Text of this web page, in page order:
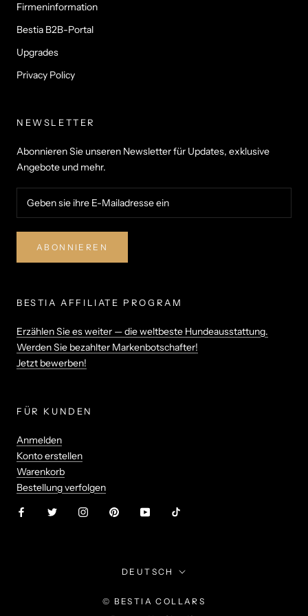
Firmeninformation
Bestia B2B-Portal
Upgrades
Privacy Policy
NEWSLETTER
Abonnieren Sie unseren Newsletter für Updates, exklusive
Angebote und mehr.
ABONNIEREN
BESTIA AFFILIATE PROGRAM
Erzählen Sie es weiter — die weltbeste Hundeausstattung.
Werden Sie bezahlter Markenbotschafter!
Jetzt bewerben!
FÜR KUNDEN
Anmelden
Konto erstellen
Warenkorb
Bestellung verfolgen
Sprache
DEUTSCH
© BESTIA COLLARS